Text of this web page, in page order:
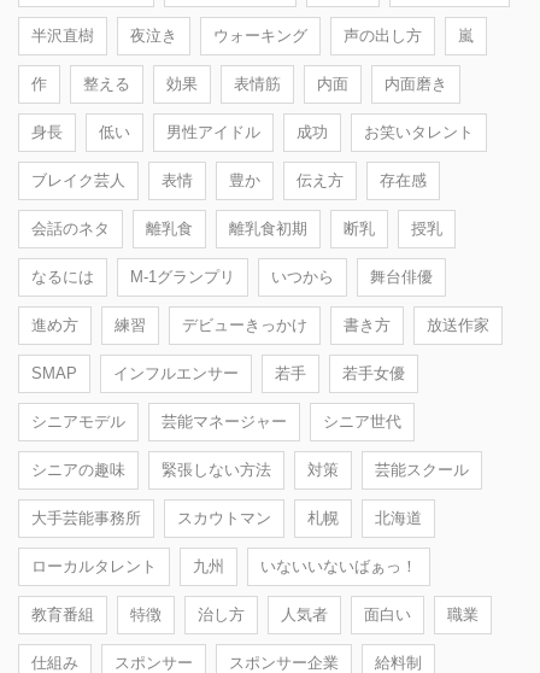
半沢直樹 夜泣き ウォーキング 声の出し方 嵐
作 整える 効果 表情筋 内面 内面磨き
身長 低い 男性アイドル 成功 お笑いタレント
ブレイク芸人 表情 豊か 伝え方 存在感
会話のネタ 離乳食 離乳食初期 断乳 授乳
なるには M-1グランプリ いつから 舞台俳優
進め方 練習 デビューきっかけ 書き方 放送作家
SMAP インフルエンサー 若手 若手女優
シニアモデル 芸能マネージャー シニア世代
シニアの趣味 緊張しない方法 対策 芸能スクール
大手芸能事務所 スカウトマン 札幌 北海道
ローカルタレント 九州 いないいないばぁっ！
教育番組 特徴 治し方 人気者 面白い 職業
仕組み スポンサー スポンサー企業 給料制